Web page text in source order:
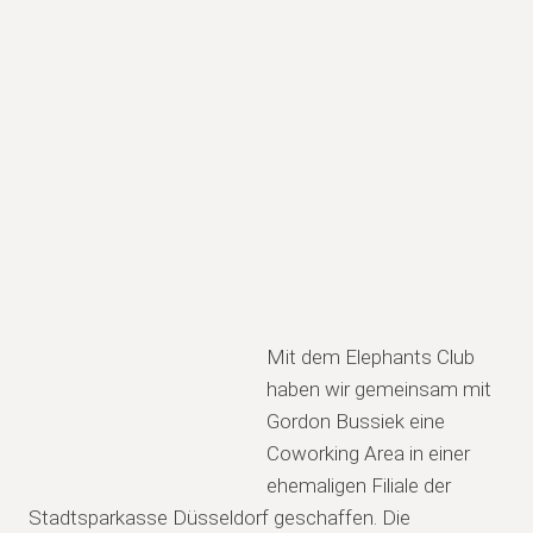
Mit dem Elephants Club
haben wir gemeinsam mit
Gordon Bussiek eine
Coworking Area in einer
ehemaligen Filiale der
Stadtsparkasse Düsseldorf geschaffen. Die